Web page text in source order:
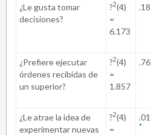
¿Le gusta tomar
decisiones?
?2(4)
=
6.173
¿Prefiere ejecutar
órdenes recibidas de
un superior?
?2(4)
=
1.857
¿Le atrae la idea de
experimentar nuevas
?2(4)
=
*